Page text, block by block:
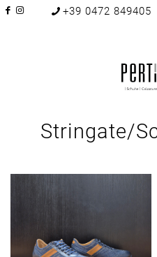
+39 0472 849405
Stringate/